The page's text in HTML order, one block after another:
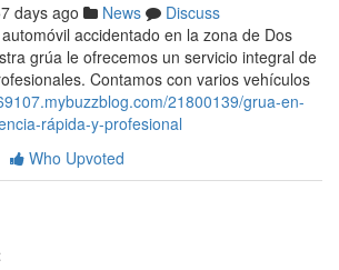
days ago News
Discuss
accidentado en la zona de Dos
grúa le ofrecemos un servicio integral de
Contamos con varios vehículos
21800139/grua-en-
rápida-y-profesional
Who Upvoted